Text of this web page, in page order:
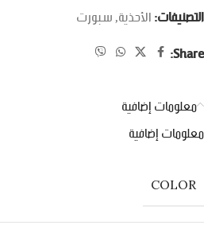
التصنيفات:الأحذية,سبورت
Share:
معلومات إضافية
معلومات إضافية
COLOR